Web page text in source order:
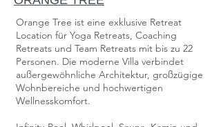
Orange Tree ist eine exklusive Retreat
Location für Yoga Retreats, Coaching
Retreats und Team Retreats mit bis zu 22
Personen. Die moderne Villa verbindet
außergewöhnliche Architektur, großzügige
Wohnbereiche und hochwertigen
Wellnesskomfort.